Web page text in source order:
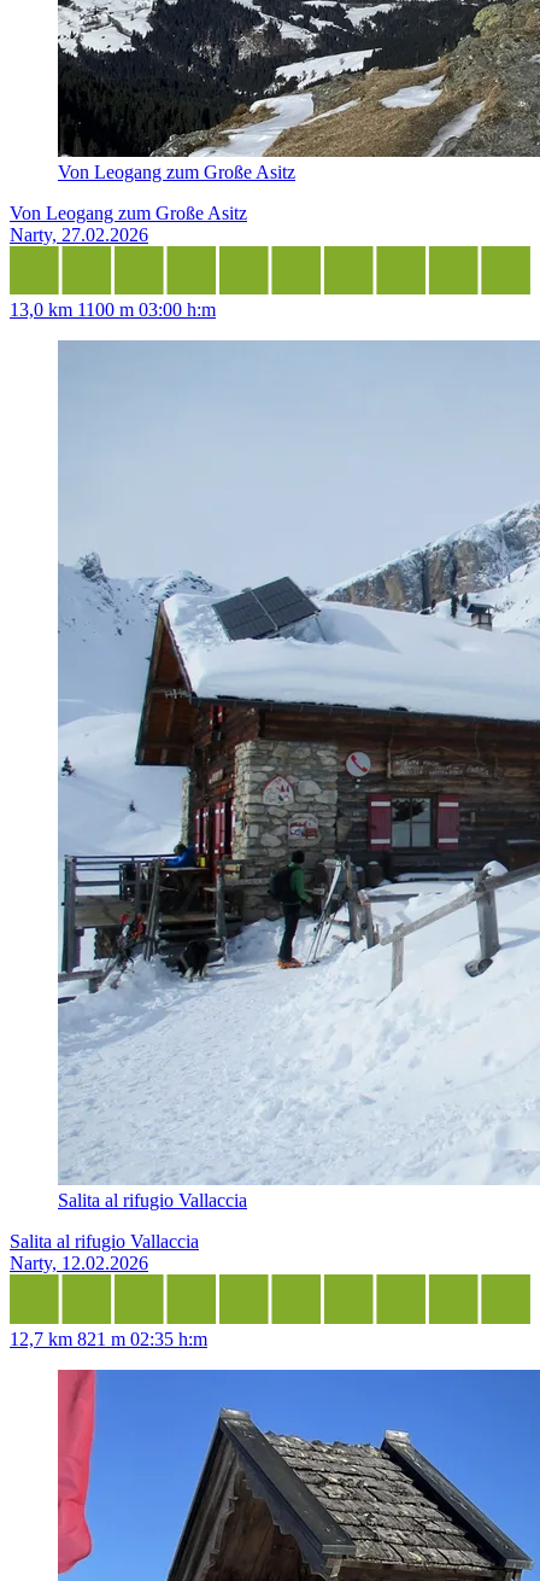
Von Leogang zum Große Asitz
Von Leogang zum Große Asitz
Narty, 27.02.2026
13,0 km 1100 m 03:00 h:m
Salita al rifugio Vallaccia
Salita al rifugio Vallaccia
Narty, 12.02.2026
12,7 km 821 m 02:35 h:m